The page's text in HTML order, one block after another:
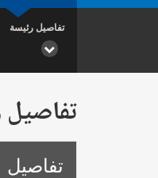
تفاصيل رئيسة
تفاصيل